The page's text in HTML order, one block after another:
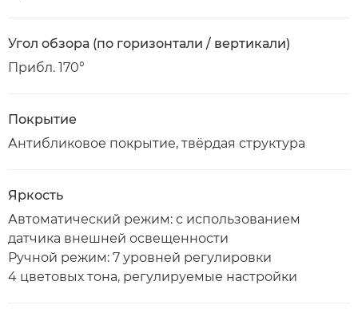
Угол обзора (по горизонтали / вертикали)
Прибл. 170°
Покрытие
Антибликовое покрытие, твёрдая структура
Яркость
Автоматический режим: с использованием
датчика внешней освещенности
Ручной режим: 7 уровней регулировки
4 цветовых тона, регулируемые настройки